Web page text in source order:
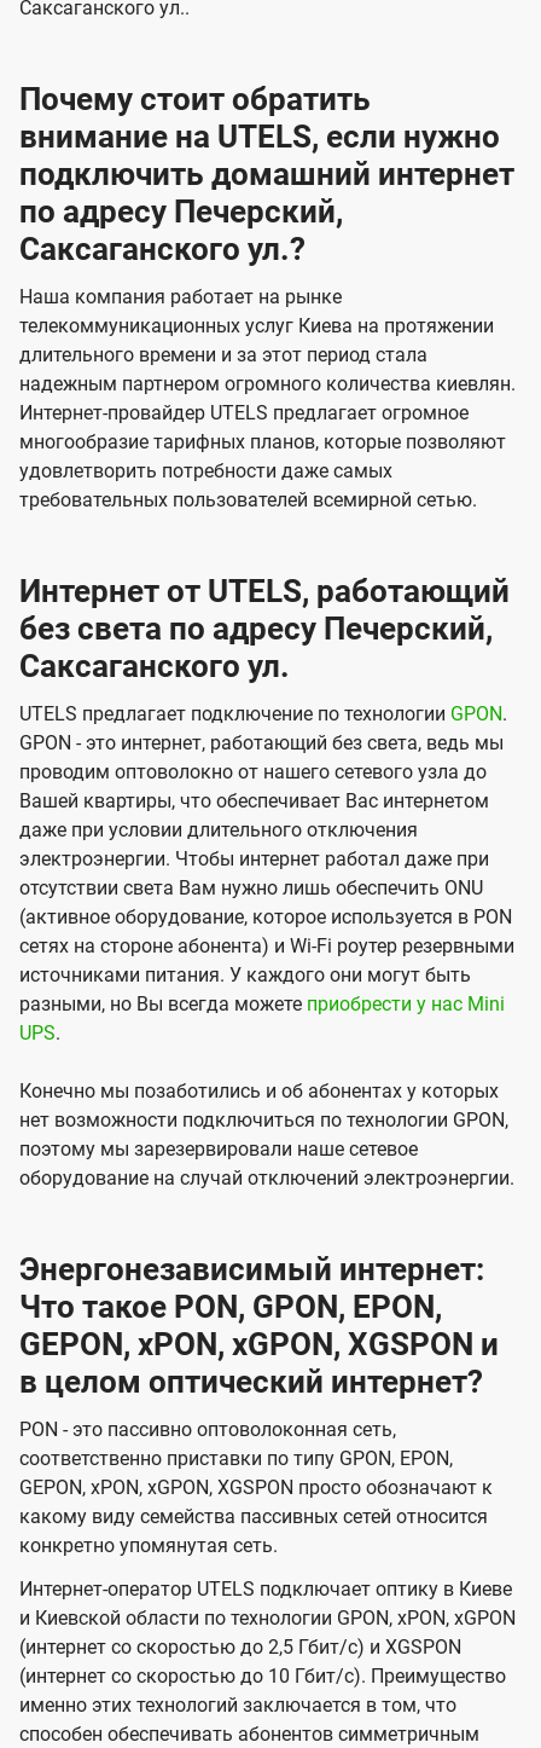
Саксаганского ул..
Почему стоит обратить
внимание на UTELS, если нужно
подключить домашний интернет
по адресу Печерский,
Саксаганского ул.?
Наша компания работает на рынке
телекоммуникационных услуг Киева на протяжении
длительного времени и за этот период стала
надежным партнером огромного количества киевлян.
Интернет-провайдер UTELS предлагает огромное
многообразие тарифных планов, которые позволяют
удовлетворить потребности даже самых
требовательных пользователей всемирной сетью.
Интернет от UTELS, работающий
без света по адресу Печерский,
Саксаганского ул.
UTELS предлагает подключение по технологии GPON.
GPON - это интернет, работающий без света, ведь мы
проводим оптоволокно от нашего сетевого узла до
Вашей квартиры, что обеспечивает Вас интернетом
даже при условии длительного отключения
электроэнергии. Чтобы интернет работал даже при
отсутствии света Вам нужно лишь обеспечить ONU
(активное оборудование, которое используется в PON
сетях на стороне абонента) и Wi-Fi роутер резервными
источниками питания. У каждого они могут быть
разными, но Вы всегда можете приобрести у нас Mini
UPS.
Конечно мы позаботились и об абонентах у которых
нет возможности подключиться по технологии GPON,
поэтому мы зарезервировали наше сетевое
оборудование на случай отключений электроэнергии.
Энергонезависимый интернет:
Что такое PON, GPON, EPON,
GEPON, xPON, xGPON, XGSPON и
в целом оптический интернет?
PON - это пассивно оптоволоконная сеть,
соответственно приставки по типу GPON, EPON,
GEPON, xPON, xGPON, XGSPON просто обозначают к
какому виду семейства пассивных сетей относится
конкретно упомянутая сеть.
Интернет-оператор UTELS подключает оптику в Киеве
и Киевской области по технологии GPON, xPON, xGPON
(интернет со скоростью до 2,5 Гбит/с) и XGSPON
(интернет со скоростью до 10 Гбит/с). Преимущество
именно этих технологий заключается в том, что
способен обеспечивать абонентов симметричным